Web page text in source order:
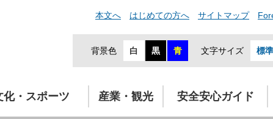
本文へ はじめての方へ サイトマップ
背景色 白 黒 青 文字サイズ 標準
化・スポーツ 産業・観光 安全安心ガイド